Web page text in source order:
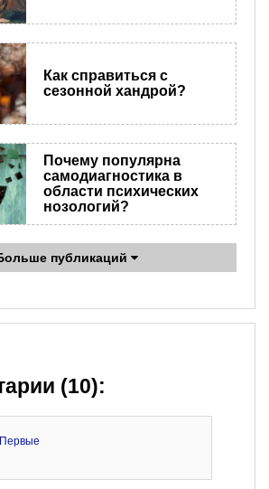
Как справиться с
сезонной хандрой?
Почему популярна
самодиагностика в
области психических
нозологий?
публикаций
(10):
Первые